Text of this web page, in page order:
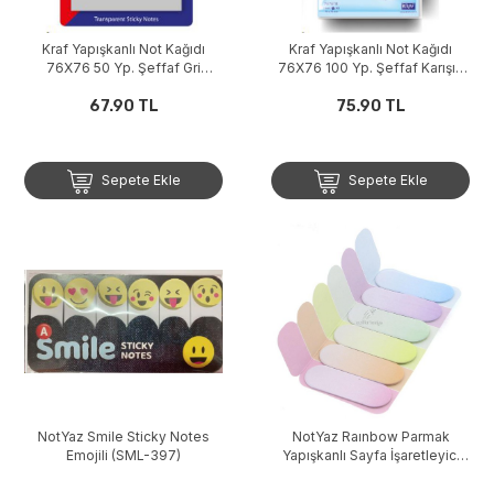
Kraf Yapışkanlı Not Kağıdı
76X76 50 Yp. Şeffaf Gri
67.90 TL
Sepete Ekle
Kraf Yapışkanlı Not Kağıdı
76X76 100 Yp. Şeffaf Karışık
75.90 TL
Sepete Ekle
NotYaz Smile Sticky Notes
Emojili (SML-397)
NotYaz Raınbow Parmak
Yapışkanlı Sayfa İşaretleyici